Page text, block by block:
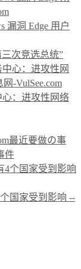
漏洞 Edge 用户
次竞选总统”
：进攻性网络
最近要做の事
件
国家受到影响 --